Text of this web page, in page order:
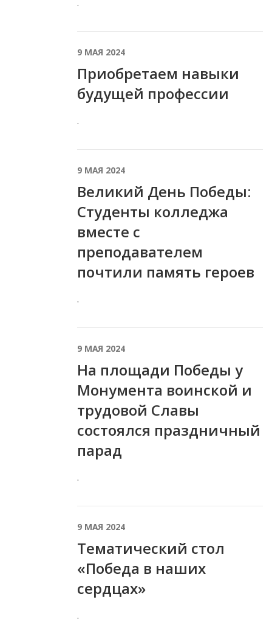
9 МАЯ 2024
Приобретаем навыки
будущей профессии
.
9 МАЯ 2024
Великий День Победы:
Студенты колледжа
вместе с
преподавателем
почтили память героев
.
9 МАЯ 2024
На площади Победы у
Монумента воинской и
трудовой Славы
состоялся праздничный
парад
.
9 МАЯ 2024
Тематический стол
«Победа в наших
сердцах»
.